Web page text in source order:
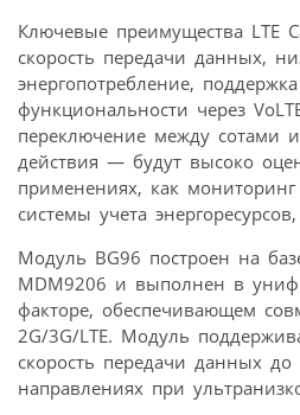
Ключевые преимущества LTE
скорость передачи данных,
энергопотребление,
функциональности через
переключение между сотами
действия — будут высоко
применениях, как мониторинг
системы учета
Модуль BG96 построен на
MDM9206 и выполнен в
факторе, обеспечивающем
2G/3G/LTE. Модуль
скорость передачи данных
направлениях при